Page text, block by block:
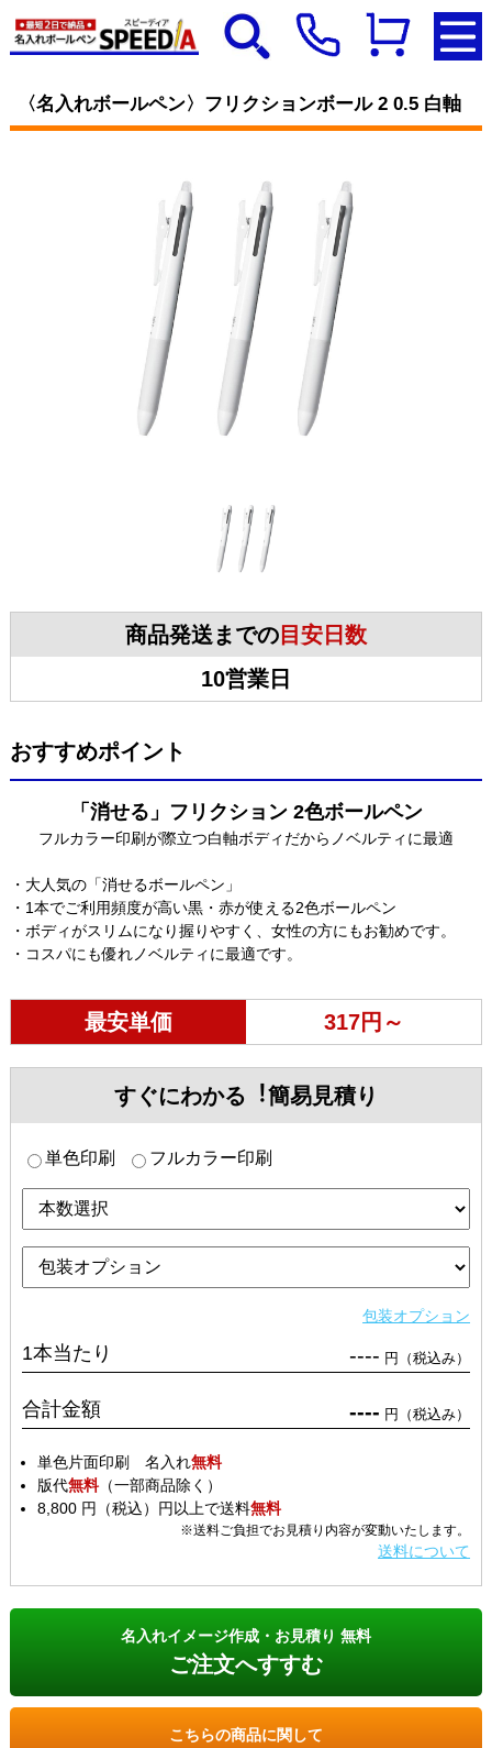
〈名入れボールペン〉フリクションボール 2 0.5 白軸
商品発送までの 目安日数
10営業日
おすすめポイント
「消せる」フリクション 2色ボールペン
フルカラー印刷が際立つ白軸ボディだからノベルティに最適
・大人気の「消せるボールペン」
・1本でご利用頻度が高い黒・赤が使える2色ボールペン
・ボディがスリムになり握りやすく、女性の方にもお勧めです。
・コスパにも優れノベルティに最適です。
最安単価 317円～
すぐにわかる︕簡易見積り
単色印刷 フルカラー印刷
包装オプション
1本当たり ---- 円（税込み）
合計金額 ---- 円（税込み）
単色片面印刷 名入れ無料
版代無料（一部商品除く）
8,800 円（税込）円以上で送料無料
※送料ご負担でお見積り内容が変動いたします。
送料について
名入れイメージ作成・お見積り 無料
ご注文へすすむ
こちらの商品に関して